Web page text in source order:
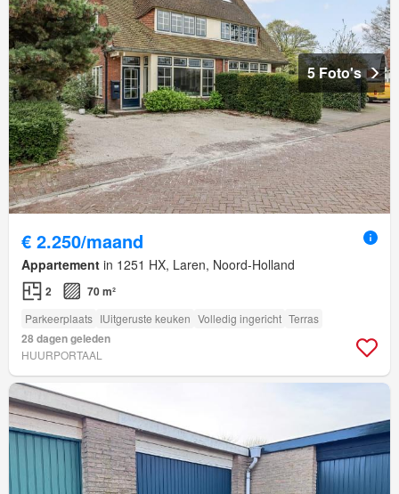
5 Foto's
€ 2.250/maand
Appartement in 1251 HX, Laren, Noord-Holland
2 70 m²
Parkeerplaats IUitgeruste keuken Volledig ingericht Terras
28 dagen geleden
HUURPORTAAL